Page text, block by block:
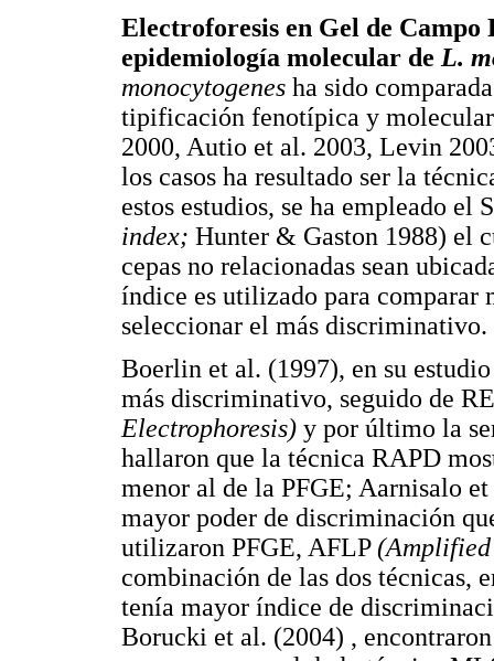
Electroforesis en Gel de Campo
epidemiología molecular de L.
monocytogenes ha sido
tipificación fenotípica y
2000, Autio et al. 2003, Levin
los casos ha resultado ser la
estos estudios, se ha empleado el
index; Hunter & Gaston 1988) el
cepas no relacionadas sean
índice es utilizado para
seleccionar el más discriminativo.
Boerlin et al. (1997), en su
más discriminativo, seguido de
Electrophoresis) y por último la
hallaron que la técnica RAPD
menor al de la PFGE; Aarnisalo
mayor poder de discriminación
utilizaron PFGE, AFLP
combinación de las dos técnicas,
tenía mayor índice de
Borucki et al. (2004) ,